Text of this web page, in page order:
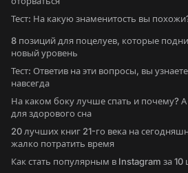
Тест: На какую знаменитость вы
8 позиций для поцелуев, которые
новый уровень
Тест: Ответив на эти вопросы, вы
навсегда
На каком боку лучше спать и почему? А
для здорового сна
20 лучших книг 21-го века на
жалко потратить время
Как стать популярным в Instagram за 10